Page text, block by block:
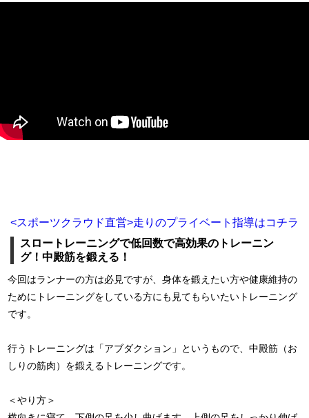
<スポーツクラウド直営>走りのプライベート指導はコチラ
スロートレーニングで低回数で高効果のトレーニン
グ！中殿筋を鍛える！
今回はランナーの方は必見ですが、身体を鍛えたい方や健康維持の
ためにトレーニングをしている方にも見てもらいたいトレーニング
です。
行うトレーニングは「アブダクション」というもので、中殿筋（お
しりの筋肉）を鍛えるトレーニングです。
＜やり方＞